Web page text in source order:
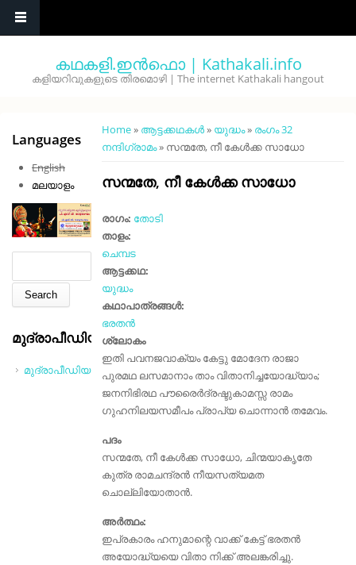
കഥകളി.ഇൻഫൊ | Kathakali.info
കളിയറിവുകളുടെ തിരമൊഴി | The internet Kathakali hangout
You are here
Home» ആട്ടക്കഥകൾ» യുദ്ധം» രംഗം 32
നന്ദിഗ്രാമം» സന്മതേ, നീ കേൾക്ക സാധോ
സന്മതേ, നീ കേൾക്ക സാധോ
രാഗം: തോടി
താളം:
ചെമ്പട
ആട്ടക്കഥ:
യുദ്ധം
കഥാപാത്രങ്ങൾ:
ഭരതൻ
ശ്ലോകം
ഇതി പവനജവാക്യം കേട്ടു മോദേന രാജാ
പുരമഥ ലസമാനാം താം വിതാനിച്ചയോദ്ധ്യാം;
ജനനിഭിരഥ പൗരൈർദ്രഷ്ടുകാമസ്സ രാമം
ഗുഹനിലയസമീപം പ്രാപ്യ ചൊന്നാൻ തമേവം.
പദം
സന്മതേ, നീ കേൾക്ക സാധോ, ചിന്മയാകൃതേ
കുത്ര രാമചന്ദ്രൻ നീയസത്യമത
ചൊല്ലിയോതാൻ.
അർത്ഥം:
ഇപ്രകാരം ഹനുമാന്റെ വാക്ക് കേട്ട് ഭരതൻ
അയോദ്ധ്യയെ വിതാ നിക്ക് അലങ്കരിച്ചു.
Languages
English
മലയാളം
മുദ്രാപീഡിയ
മുദ്രാപീഡിയ